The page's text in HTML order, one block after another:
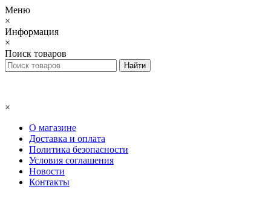
Меню
×
Информация
×
Поиск товаров
×
О магазине
Доставка и оплата
Политика безопасности
Условия соглашения
Новости
Контакты